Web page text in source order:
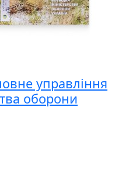
управління
оборони